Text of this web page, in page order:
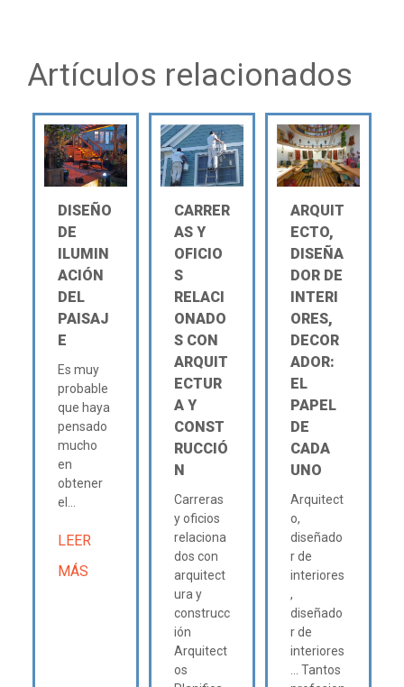
Artículos relacionados
DISEÑO
DE
ILUMIN
ACIÓN
DEL
PAISAJ
E
Es muy
probable
que haya
pensado
mucho
en
obtener
el...
LEER
MÁS
CARRER
AS Y
OFICIO
S
RELACI
ONADO
S CON
ARQUIT
ECTUR
A Y
CONST
RUCCIÓ
N
Carreras
y oficios
relaciona
dos con
arquitect
ura y
construcc
ión
Arquitect
os
ARQUIT
ECTO,
DISEÑA
DOR DE
INTERI
ORES,
DECOR
ADOR:
EL
PAPEL
DE
CADA
UNO
Arquitect
o,
diseñado
r de
interiores
,
diseñado
r de
interiores
... Tantos